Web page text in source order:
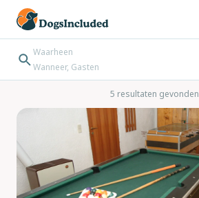
Waarheen
Wanneer, Gasten
Bestemming zoeken
Inchecken → Uitchecken5 resultaten gevonden